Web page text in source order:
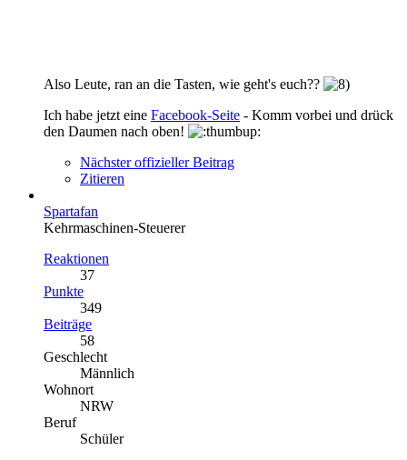
Also Leute, ran an die Tasten, wie geht's euch??
Ich habe jetzt eine Facebook-Seite - Komm vorbei und drück
den Daumen nach oben!
Nächster offizieller Beitrag
Zitieren
Spartafan
Kehrmaschinen-Steuerer
Reaktionen
37
Punkte
349
Beiträge
58
Geschlecht
Männlich
Wohnort
NRW
Beruf
Schüler